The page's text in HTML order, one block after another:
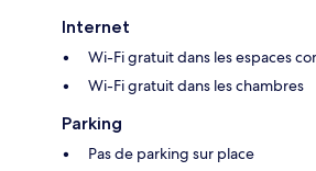
Internet
Wi-Fi gratuit dans les espaces
Wi-Fi gratuit dans les chambres
Parking
Pas de parking sur place